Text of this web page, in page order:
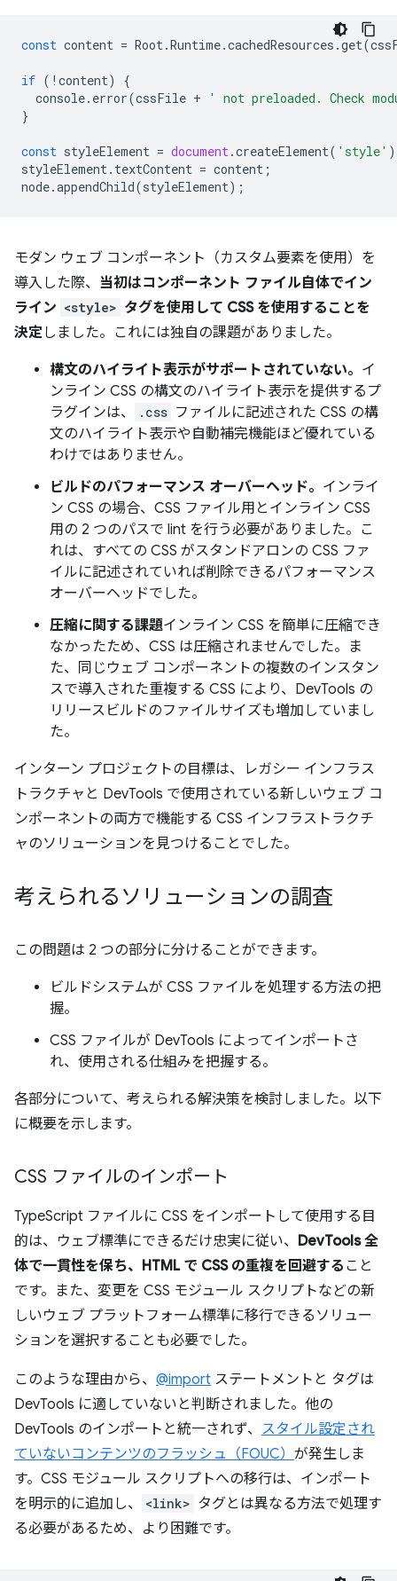
const content = Root.Runtime.cachedResources .get(
if ( ! content)
{
console. error(cssFile +
' not preloaded. Check
}
const styleElement = document.createElement( 'style'
styleElement. textContent = content ;
node.appendChild(styleElement);
モダン ウェブ コンポーネント（カスタム要素を使用）を
導入した際、 当初はコンポーネント ファイル自体でイン
ライン <style> タグを使用して CSS を使用することを
決定しました。これには独自の課題がありました。
構文のハイライト表示がサポートされていない。 イ
ンライン CSS の構文のハイライト表示を提供するプ
ラグインは、
.css ファイルに記述された CSS の構
文のハイライト表示や自動補完機能ほど優れている
わけではありません。
ビルドのパフォーマンス オーバーヘッド。 インライ
ン CSS の場合、CSS ファイル用とインライン CSS
用の 2 つのパスで lint を行う必要がありました。こ
れは、すべての CSS がスタンドアロンの CSS ファ
イルに記述されていれば削除できるパフォーマンス
オーバーヘッドでした。
圧縮に関する課題インライン CSS を簡単に圧縮でき
なかったため、CSS は圧縮されませんでした。ま
た、同じウェブ コンポーネントの複数のインスタン
スで導入された重複する CSS により、DevTools の
リリースビルドのファイルサイズも増加していまし
た。
インターン プロジェクトの目標は、レガシー インフラス
トラクチャと DevTools で使用されている新しいウェブ コ
ンポーネントの両方で機能する CSS インフラストラクチ
ャのソリューションを見つけることでした。
考えられるソリューションの調査
この問題は 2 つの部分に分けることができます。
ビルドシステムが CSS ファイルを処理する方法の把
握。
CSS ファイルが DevTools によってインポートさ
れ、使用される仕組みを把握する。
各部分について、考えられる解決策を検討しました。以下
に概要を示します。
CSS ファイルのインポート
TypeScript ファイルに CSS をインポートして使用する目
的は、ウェブ標準にできるだけ忠実に従い、 DevTools 全
体で一貫性を保ち、HTML で CSS の重複を回避する こと
です。また、変更を CSS モジュール スクリプトなどの新
しいウェブ プラットフォーム標準に移行できるソリュー
ションを選択することも必要でした。
このような理由から、 @import ステートメントと タグは
DevTools に適していないと判断されました。他の
DevTools のインポートと統一されず、 スタイル設定され
ていないコンテンツのフラッシュ（FOUC） が発生しま
す。CSS モジュール スクリプトへの移行は、インポート
を明示的に追加し、
<link> タグとは異なる方法で処理す
る必要があるため、より困難です。